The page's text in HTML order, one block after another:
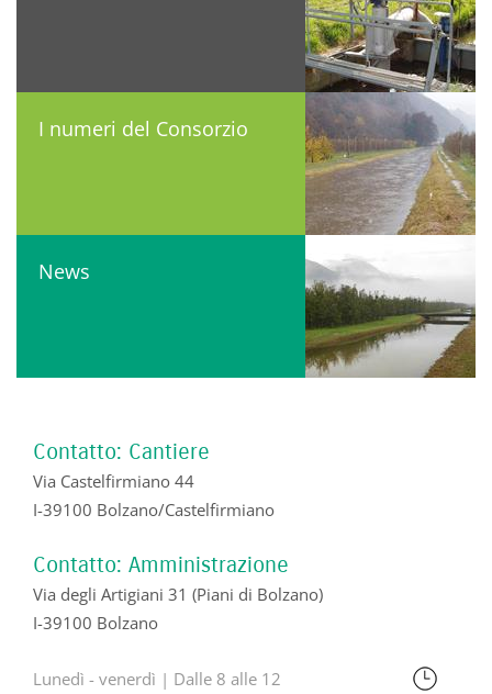
I numeri del Consorzio
News
Contatto: Cantiere
Via Castelfirmiano 44
I-39100 Bolzano/Castelfirmiano
Contatto: Amministrazione
Via degli Artigiani 31 (Piani di Bolzano)
I-39100 Bolzano
Lunedì - venerdì | Dalle 8 alle 12